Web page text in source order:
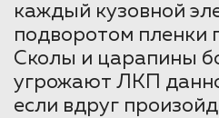
каждый кузовной
подворотом пленки
Сколы и царапины
угрожают ЛКП
если вдруг